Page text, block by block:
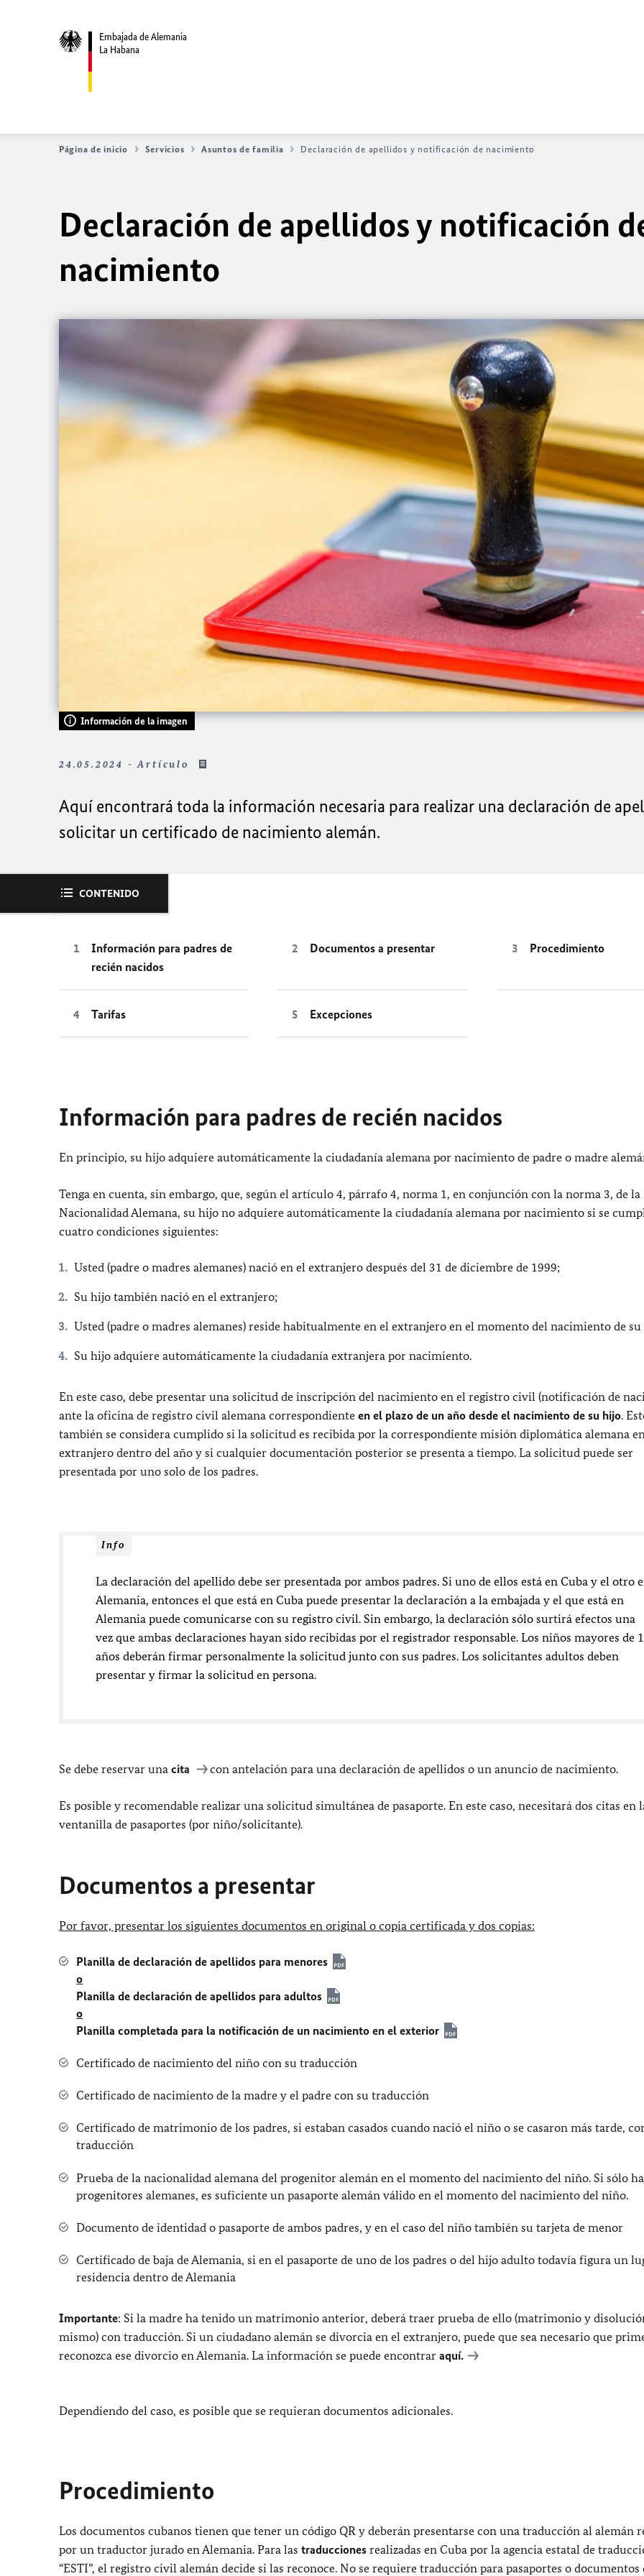
Embajada de Alemania
La Habana
Página de inicio Servicios Asuntos de familia Declaración de apellidos y notificación de nacimiento
Declaración de apellidos y notificación
nacimiento
Información de la imagen
24.05.2024 - Artículo
Aquí encontrará toda la información necesaria para realizar una declaración de
solicitar un certificado de nacimiento alemán.
CONTENIDO
Información para padres de
recién nacidos
Documentos a presentar Procedimiento
Tarifas Excepciones
Información para padres de recién nacidos
En principio, su hijo adquiere automáticamente la ciudadanía alemana por nacimiento de padre o madre
Tenga en cuenta, sin embargo, que, según el artículo 4, párrafo 4, norma 1, en conjunción con la norma 3, de la
Nacionalidad Alemana, su hijo no adquiere automáticamente la ciudadanía alemana por nacimiento si se
cuatro condiciones siguientes:
Usted (padre o madres alemanes) nació en el extranjero después del 31 de diciembre de 1999;
Su hijo también nació en el extranjero;
Usted (padre o madres alemanes) reside habitualmente en el extranjero en el momento del nacimiento de
Su hijo adquiere automáticamente la ciudadanía extranjera por nacimiento.
En este caso, debe presentar una solicitud de inscripción del nacimiento en el registro civil (notificación de
ante la oficina de registro civil alemana correspondiente en el plazo de un año desde el nacimiento de su hijo.
también se considera cumplido si la solicitud es recibida por la correspondiente misión diplomática alemana
extranjero dentro del año y si cualquier documentación posterior se presenta a tiempo. La solicitud puede ser
presentada por uno solo de los padres.
Info
La declaración del apellido debe ser presentada por ambos padres. Si uno de ellos está en Cuba y el otro
Alemania, entonces el que está en Cuba puede presentar la declaración a la embajada y el que está en
Alemania puede comunicarse con su registro civil. Sin embargo, la declaración sólo surtirá efectos una
vez que ambas declaraciones hayan sido recibidas por el registrador responsable. Los niños mayores de
años deberán firmar personalmente la solicitud junto con sus padres. Los solicitantes adultos deben
presentar y firmar la solicitud en persona.
Se debe reservar una cita con antelación para una declaración de apellidos o un anuncio de nacimiento.
Es posible y recomendable realizar una solicitud simultánea de pasaporte. En este caso, necesitará dos citas en
ventanilla de pasaportes (por niño/solicitante).
Documentos a presentar
Por favor, presentar los siguientes documentos en original o copia certificada y dos copias:
Planilla de declaración de apellidos para menores
o
Planilla de declaración de apellidos para adultos
o
Planilla completada para la notificación de un nacimiento en el exterior
Certificado de nacimiento del niño con su traducción
Certificado de nacimiento de la madre y el padre con su traducción
Certificado de matrimonio de los padres, si estaban casados ​​cuando nació el niño o se casaron más tarde,
traducción
Prueba de la nacionalidad alemana del progenitor alemán en el momento del nacimiento del niño. Si sólo
progenitores alemanes, es suficiente un pasaporte alemán válido en el momento del nacimiento del niño.
Documento de identidad o pasaporte de ambos padres, y en el caso del niño también su tarjeta de menor
Certificado de baja de Alemania, si en el pasaporte de uno de los padres o del hijo adulto todavía figura un
residencia dentro de Alemania
Importante: Si la madre ha tenido un matrimonio anterior, deberá traer prueba de ello (matrimonio y
mismo) con traducción. Si un ciudadano alemán se divorcia en el extranjero, puede que sea necesario que
reconozca ese divorcio en Alemania. La información se puede encontrar aquí.
Dependiendo del caso, es posible que se requieran documentos adicionales.
Procedimiento
Los documentos cubanos tienen que tener un código QR y deberán presentarse con una traducción al alemán
por un traductor jurado en Alemania. Para las traducciones realizadas en Cuba por la agencia estatal de
“ESTI”, el registro civil alemán decide si las reconoce. No se requiere traducción para pasaportes o documentos